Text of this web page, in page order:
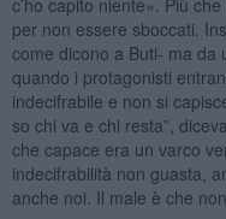
per non essere sboccati.
come dicono a Buti- ma da
quando i protagonisti
indecifrabile e non si
so chi va e chi resta”,
che capace era un varco
indecifrabilità non guasta,
anche noi. Il male è che